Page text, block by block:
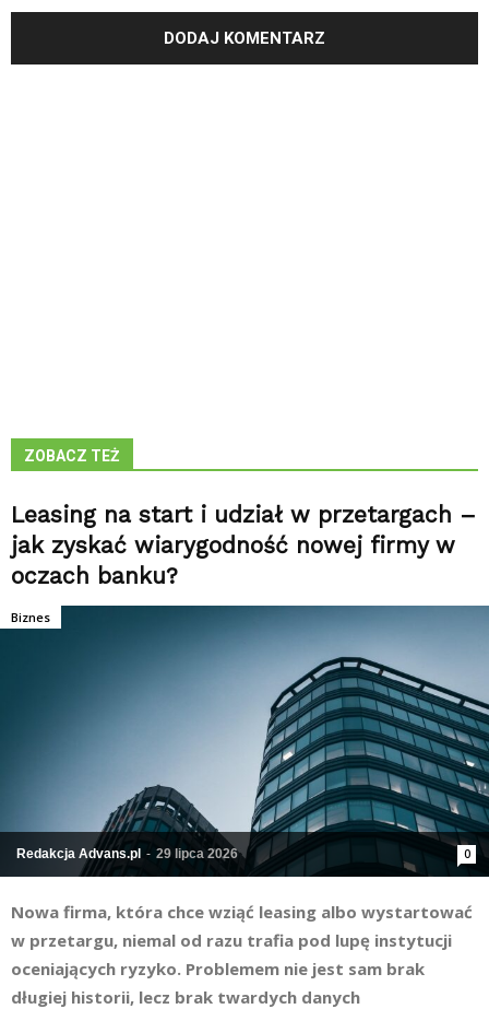
ZOBACZ TEŻ
Leasing na start i udział w przetargach –
jak zyskać wiarygodność nowej firmy w
oczach banku?
Redakcja Advans.pl - 29 lipca 2026 0
Biznes
Nowa firma, która chce wziąć leasing albo wystartować
w przetargu, niemal od razu trafia pod lupę instytucji
oceniających ryzyko. Problemem nie jest sam brak
długiej historii, lecz brak twardych danych